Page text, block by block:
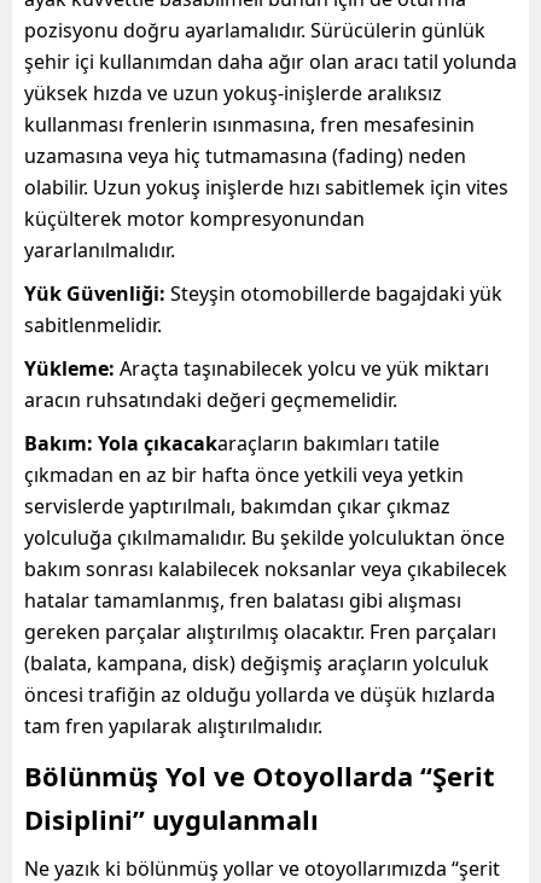
pozisyonu doğru ayarlamalıdır. Sürücülerin günlük
şehir içi kullanımdan daha ağır olan aracı tatil yolunda
yüksek hızda ve uzun yokuş-inişlerde aralıksız
kullanması frenlerin ısınmasına, fren mesafesinin
uzamasına veya hiç tutmamasına (fading) neden
olabilir. Uzun yokuş inişlerde hızı sabitlemek için vites
küçülterek motor kompresyonundan
yararlanılmalıdır.
Yük Güvenliği: Steyşin otomobillerde bagajdaki yük
sabitlenmelidir.
Yükleme: Araçta taşınabilecek yolcu ve yük miktarı
aracın ruhsatındaki değeri geçmemelidir.
Bakım: Yola çıkacakaraçların bakımları tatile
çıkmadan en az bir hafta önce yetkili veya yetkin
servislerde yaptırılmalı, bakımdan çıkar çıkmaz
yolculuğa çıkılmamalıdır. Bu şekilde yolculuktan önce
bakım sonrası kalabilecek noksanlar veya çıkabilecek
hatalar tamamlanmış, fren balatası gibi alışması
gereken parçalar alıştırılmış olacaktır. Fren parçaları
(balata, kampana, disk) değişmiş araçların yolculuk
öncesi trafiğin az olduğu yollarda ve düşük hızlarda
tam fren yapılarak alıştırılmalıdır.
Bölünmüş Yol ve Otoyollarda “Şerit
Disiplini” uygulanmalı
Ne yazık ki bölünmüş yollar ve otoyollarımızda “şerit